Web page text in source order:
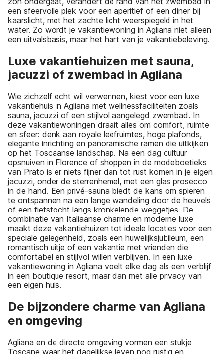
een sfeervolle plek voor een aperitief of een diner bij
kaarslicht, met het zachte licht weerspiegeld in het
water. Zo wordt je vakantiewoning in Agliana niet alleen
een uitvalsbasis, maar het hart van je vakantiebeleving.
Luxe vakantiehuizen met sauna,
jacuzzi of zwembad in Agliana
Wie zichzelf echt wil verwennen, kiest voor een luxe
vakantiehuis in Agliana met wellnessfaciliteiten zoals
sauna, jacuzzi of een stijlvol aangelegd zwembad. In
deze vakantiewoningen draait alles om comfort, ruimte
en sfeer: denk aan royale leefruimtes, hoge plafonds,
elegante inrichting en panoramische ramen die uitkijken
op het Toscaanse landschap. Na een dag cultuur
opsnuiven in Florence of shoppen in de modeboetieks
van Prato is er niets fijner dan tot rust komen in je eigen
jacuzzi, onder de sterrenhemel, met een glas prosecco
in de hand. Een privé-sauna biedt de kans om spieren
te ontspannen na een lange wandeling door de heuvels
of een fietstocht langs kronkelende weggetjes. De
combinatie van Italiaanse charme en moderne luxe
maakt deze vakantiehuizen tot ideale locaties voor een
speciale gelegenheid, zoals een huwelijksjubileum, een
romantisch uitje of een vakantie met vrienden die
comfortabel en stijlvol willen verblijven. In een luxe
vakantiewoning in Agliana voelt elke dag als een verblijf
in een boutique resort, maar dan met alle privacy van
een eigen huis.
De bijzondere charme van Agliana
en omgeving
Agliana en de directe omgeving vormen een stukje
Toscane waar het dagelijkse leven nog rustig en